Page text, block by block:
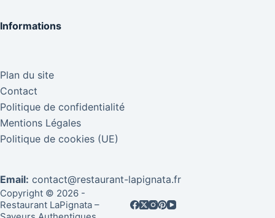
Informations
Plan du site
Contact
Politique de confidentialité
Mentions Légales
Politique de cookies (UE)
Email: contact@restaurant-lapignata.fr
Copyright © 2026 -
Restaurant LaPignata –